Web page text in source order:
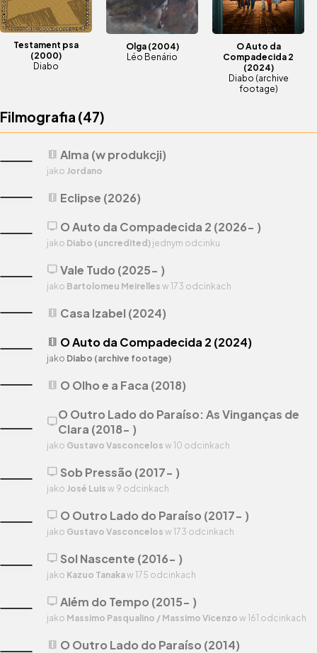
Testament psa
(2000)
Diabo
Olga (2004)
Léo Benário
O Auto da
Compadecida 2
(2024)
Diabo (archive
footage)
Filmografia (47)
theaters Casa Izabel (2024)
theaters Alma (w produkcji)
jako Jordano
theaters O Outro Lado do Paraíso (2014)
theaters O Olho e a Faca (2018)
theaters O Auto da Compadecida 2 (2024)
jako Diabo (archive footage)
theaters Eclipse (2026)
tv Sob Pressão (2017- )
jako José Luis w 9 odcinkach
tv O Outro Lado do Paraíso (2017- )
jako Gustavo Vasconcelos w 173 odcinkach
tv Sol Nascente (2016- )
jako Kazuo Tanakaw 175 odcinkach
tv Além do Tempo (2015- )
jako Massimo Pasqualino / Massimo Vicenzo w 161 odcinkach
tv Vale Tudo (2025- )
jako Bartolomeu Meirelles w 173 odcinkach
tv O Auto da Compadecida 2 (2026- )
jako Diabo (uncredited) jednym odcinku
tvO Outro Lado do Paraíso: As Vinganças de
Clara (2018- )
jako Gustavo Vasconcelos w 10 odcinkach